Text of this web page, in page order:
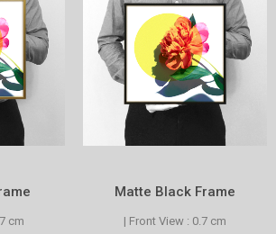
cm
Matte Black Frame
| Front View : 0.7 cm